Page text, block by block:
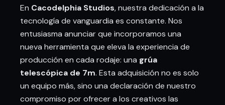
En Cacodelphia Studios, nuestra dedicación a la
tecnología de vanguardia es constante. Nos
entusiasma anunciar que incorporamos una
nueva herramienta que eleva la experiencia de
producción en cada rodaje: una grúa
telescópica de 7m. Esta adquisición no es solo
un equipo más, sino una declaración de nuestro
compromiso por ofrecer a los creativos las